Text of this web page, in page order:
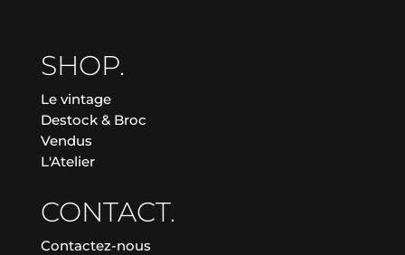
SHOP.
Le vintage
Destock & Broc
Vendus
L'Atelier
CONTACT.
Contactez-nous